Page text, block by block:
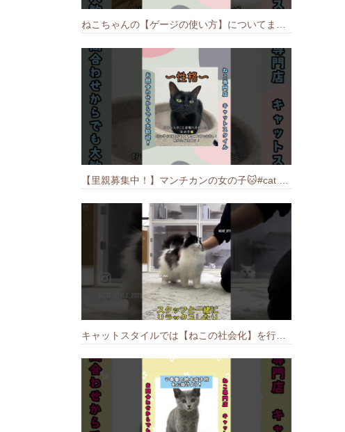
ねこちゃんの【ゲージの使い方】についてまとめました️🐱📝